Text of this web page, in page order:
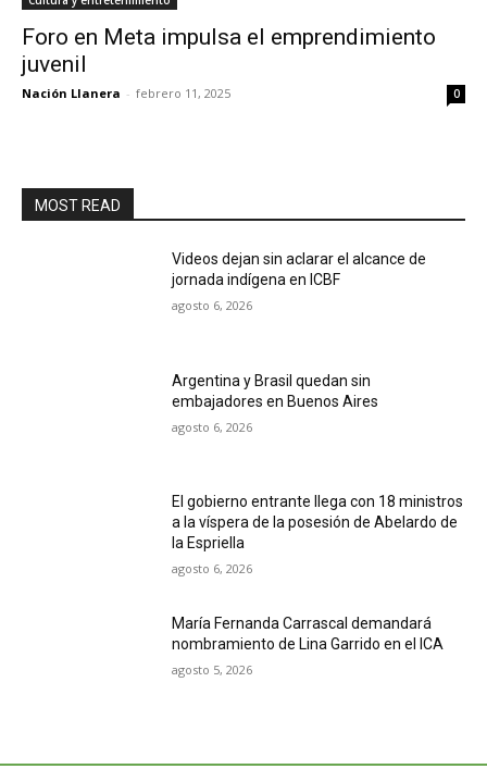
Foro en Meta impulsa el emprendimiento
juvenil
Nación Llanera - febrero 11, 2025 0
MOST READ
Videos dejan sin aclarar el alcance de
jornada indígena en ICBF
agosto 6, 2026
Argentina y Brasil quedan sin
embajadores en Buenos Aires
agosto 6, 2026
El gobierno entrante llega con 18 ministros
a la víspera de la posesión de Abelardo de
la Espriella
agosto 6, 2026
María Fernanda Carrascal demandará
nombramiento de Lina Garrido en el ICA
agosto 5, 2026